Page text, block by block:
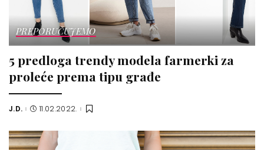
PREPORUČUJEMO
5 predloga trendy modela farmerki za
proleće prema tipu građe
Posted
J.D. 11.02.2022.